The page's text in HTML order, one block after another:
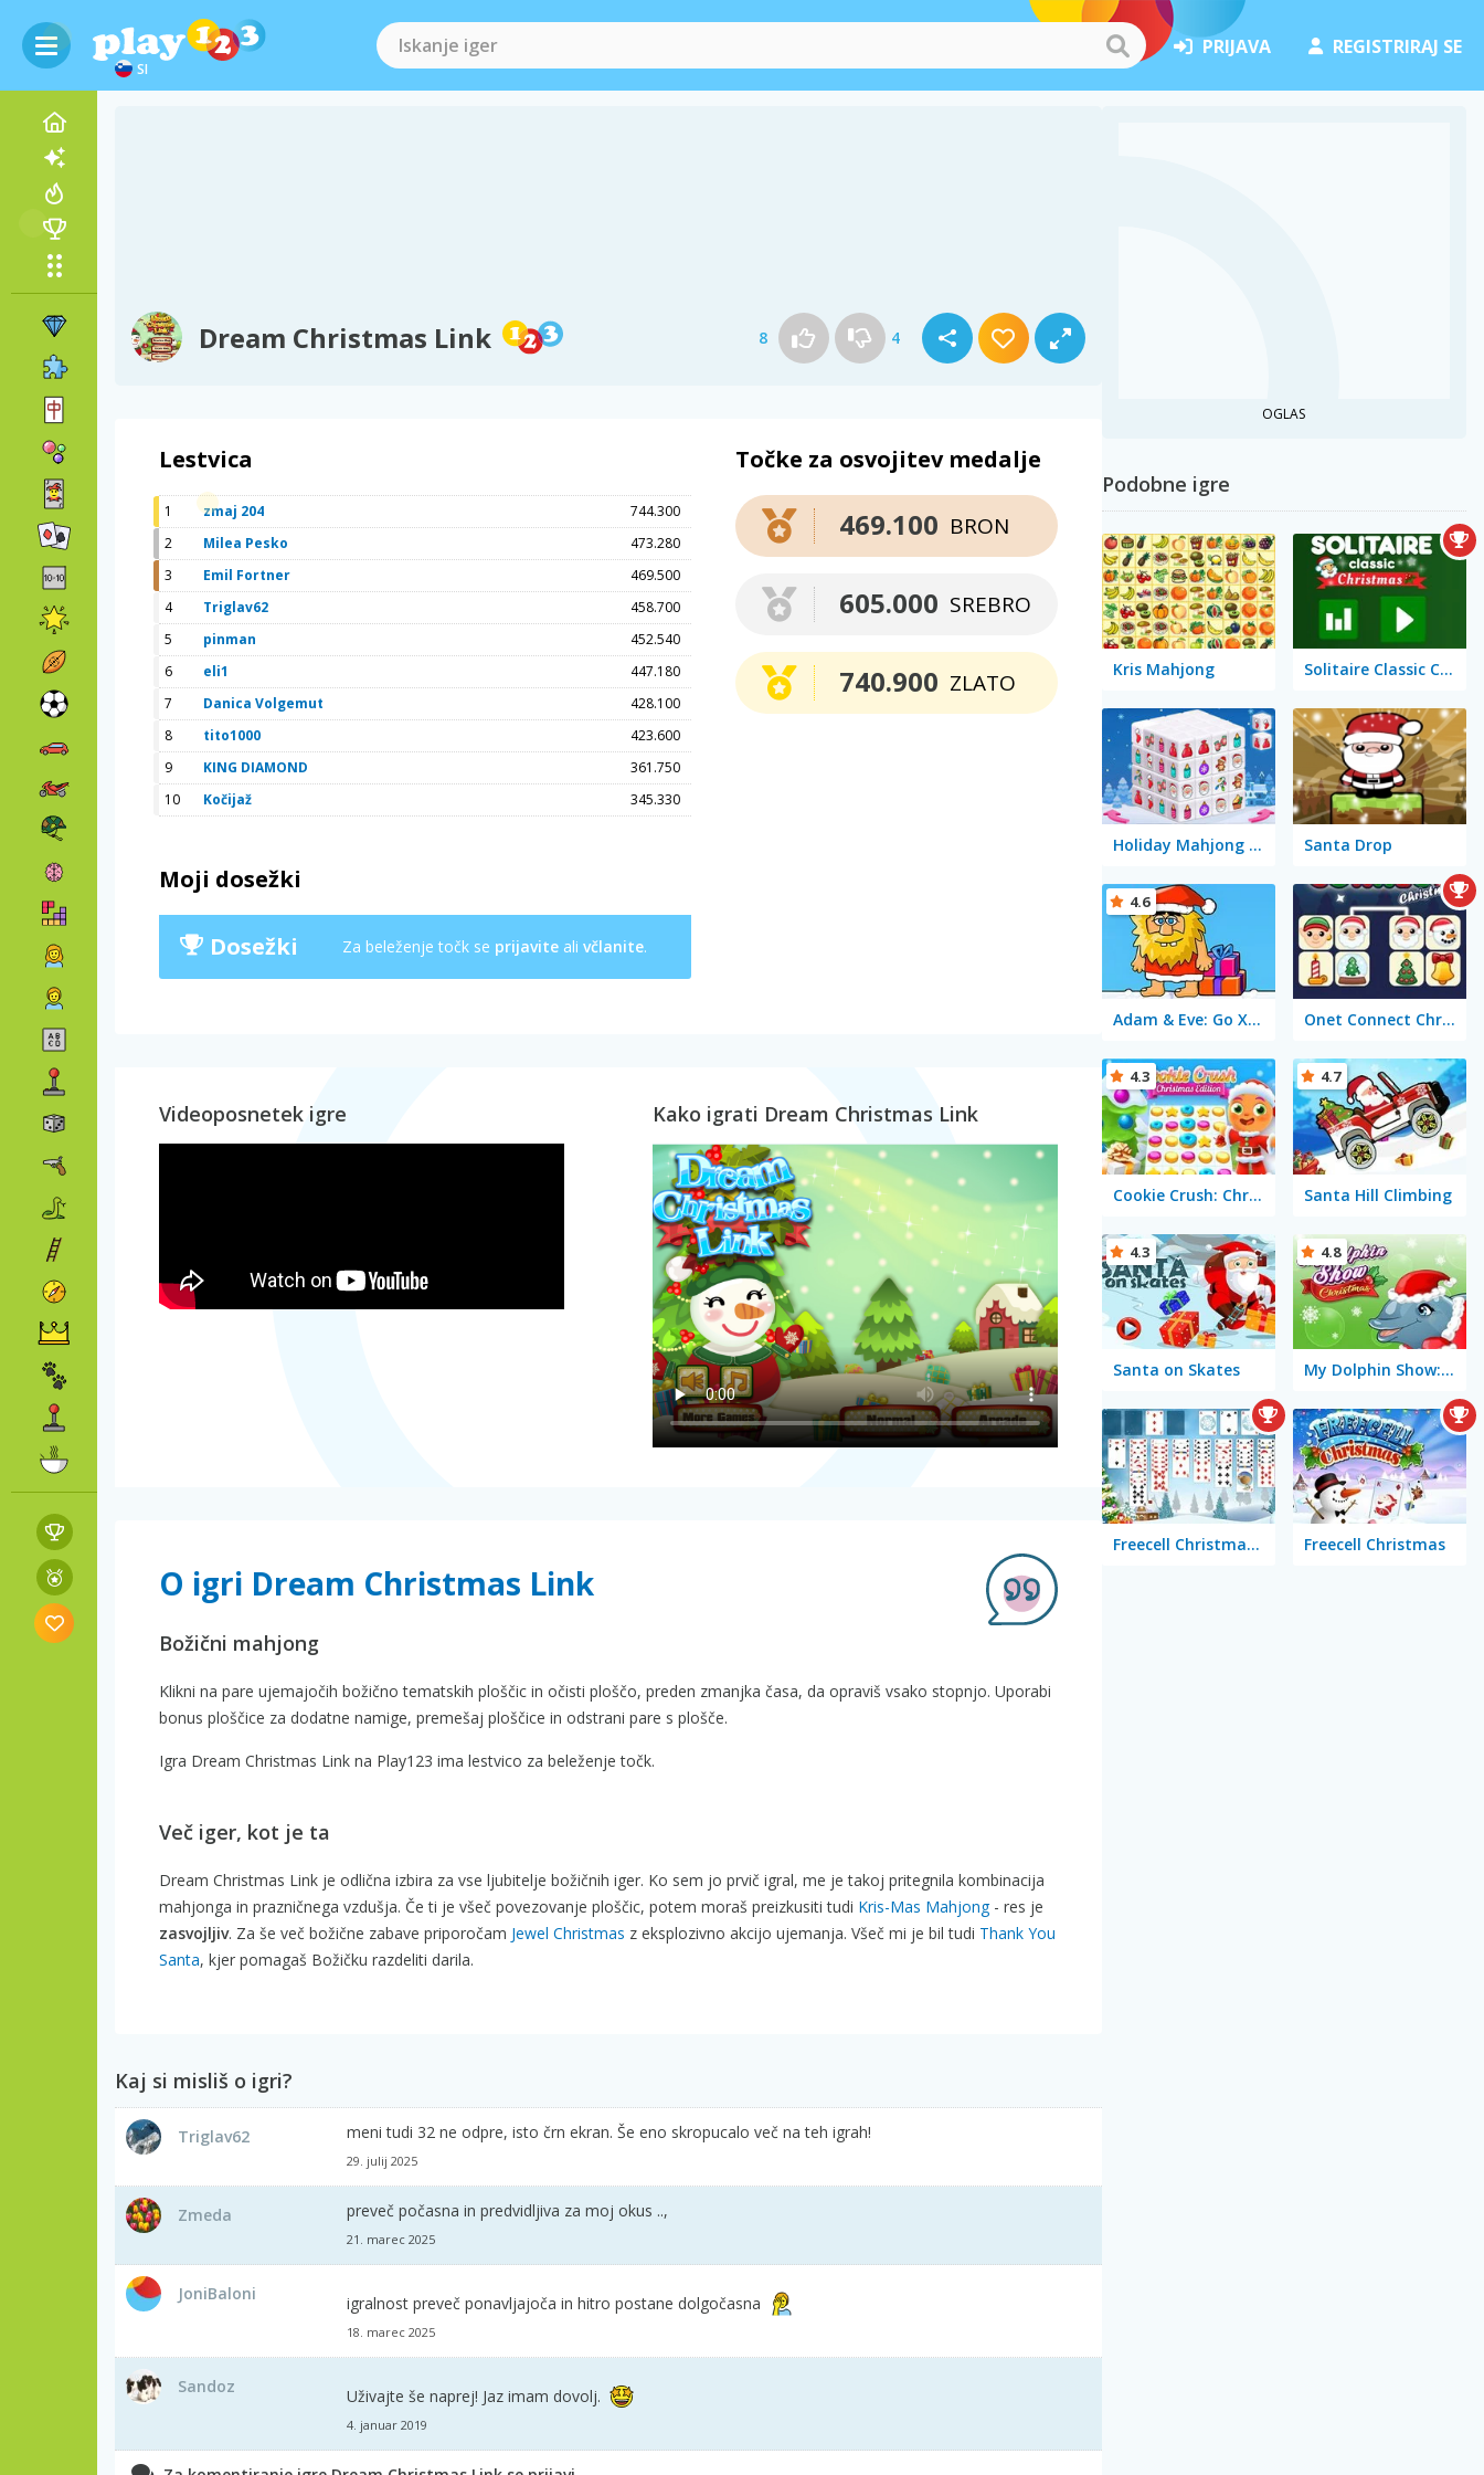
SI
PRIJAVA REGISTRIRAJ SE
Dream Christmas Link 8 4
Lestvica
1 zmaj 204
744.300
2
Milea Pesko
473.280
3
Emil Fortner
469.500
4
Triglav62
458.700
5
pinman
452.540
6
eli1
447.180
7
Danica Volgemut
428.100
8
tito1000
423.600
9
KING DIAMOND
361.750
10
Kočijaž 345.330
Moji dosežki
Dosežki Za beleženje točk se prijavite ali včlanite.
Točke za osvojitev medalje
BRON
469.100
SREBRO
605.000
ZLATO
740.900
Videoposnetek igre Kako igrati Dream Christmas Link
O igri Dream Christmas Link
Božični mahjong
Klikni na pare ujemajočih božično tematskih ploščic in očisti ploščo, preden zmanjka časa, da opraviš vsako stopnjo. Uporabi
bonus ploščice za dodatne namige, premešaj ploščice in odstrani pare s plošče.
Igra Dream Christmas Link na Play123 ima lestvico za beleženje točk.
Več iger, kot je ta
Dream Christmas Link je odlična izbira za vse ljubitelje božičnih iger. Ko sem jo prvič igral, me je takoj pritegnila kombinacija
mahjonga in prazničnega vzdušja. Če ti je všeč povezovanje ploščic, potem moraš preizkusiti tudi Kris-Mas Mahjong- res je
zasvojljiv. Za še več božične zabave priporočam Jewel Christmas z eksplozivno akcijo ujemanja. Všeč mi je bil tudi Thank You
Santa, kjer pomagaš Božičku razdeliti darila.
Kaj si misliš o igri?
Triglav62 meni tudi 32 ne odpre, isto črn ekran. Še eno skropucalo več na teh igrah!
29. julij 2025
Zmeda preveč počasna in predvidljiva za moj okus ..,
21. marec 2025
JoniBaloni igralnost preveč ponavljajoča in hitro postane dolgočasna
18. marec 2025
Sandoz Uživajte še naprej! Jaz imam dovolj.
4. januar 2019
OGLAS
Podobne igre
Kris Mahjong Solitaire Classic Christmas
Holiday Mahjong Dimensions Santa Drop
Adam & Eve: Go Xmas
4.6
Onet Connect Christmas
Cookie Crush: Christmas Edition
4.3
Santa Hill Climbing
4.7
Santa on Skates
4.3
My Dolphin Show: Christmas
4.8
Freecell Christmas Solitaire Freecell Christmas